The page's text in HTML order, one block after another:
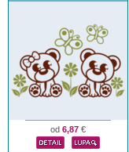
od 6,87 €